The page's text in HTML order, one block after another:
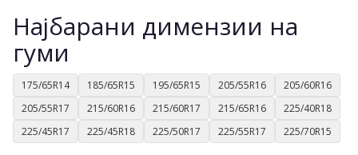
Најбарани димензии на
гуми
175/65R14 185/65R15 195/65R15 205/55R16
205/60R16
205/55R17
215/60R16 215/60R17 215/65R16
225/40R18
225/45R17
225/45R18 225/50R17 225/55R17 225/70R15